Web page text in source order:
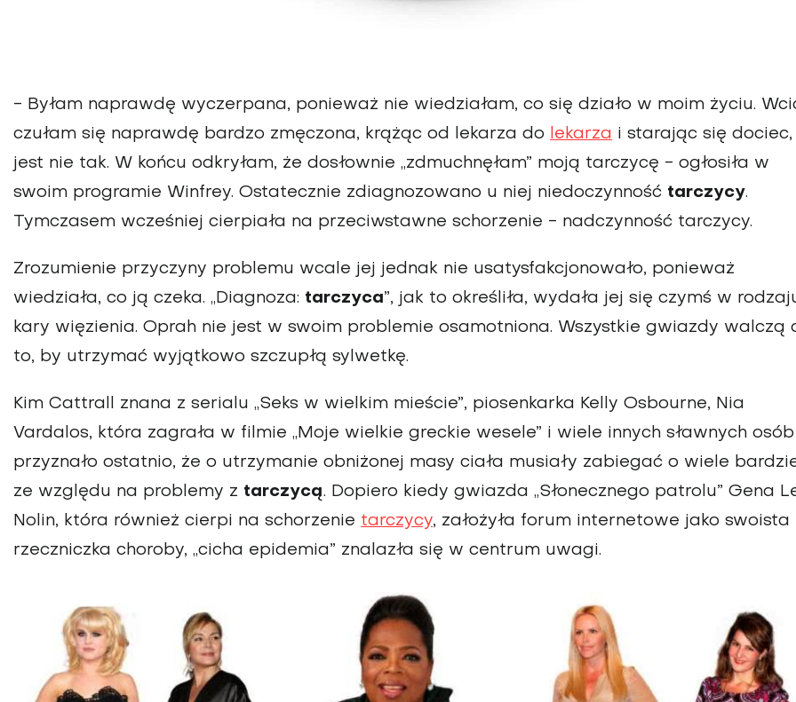
- Byłam naprawdę wyczerpana, ponieważ nie wiedziałam, co się działo w moim życiu.
czułam się naprawdę bardzo zmęczona, krążąc od lekarza do
lekarza i starając się dociec,
jest nie tak. W końcu odkryłam, że dosłownie „zdmuchnęłam” moją tarczycę - ogłosiła w
swoim programie Winfrey. Ostatecznie zdiagnozowano u niej niedoczynność tarczycy.
Tymczasem wcześniej cierpiała na przeciwstawne schorzenie - nadczynność tarczycy.
Zrozumienie przyczyny problemu wcale jej jednak nie usatysfakcjonowało, ponieważ
wiedziała, co ją czeka. „Diagnoza: tarczyca”, jak to określiła, wydała jej się czymś w
kary więzienia. Oprah nie jest w swoim problemie osamotniona. Wszystkie gwiazdy walczą
to, by utrzymać wyjątkowo szczupłą sylwetkę.
Kim Cattrall znana z serialu „Seks w wielkim mieście”, piosenkarka Kelly Osbourne, Nia
Vardalos, która zagrała w filmie „Moje wielkie greckie wesele” i wiele innych sławnych osób
przyznało ostatnio, że o utrzymanie obniżonej masy ciała musiały zabiegać o wiele
ze względu na problemy z tarczycą. Dopiero kiedy gwiazda „Słonecznego patrolu” Gena
Nolin, która również cierpi na schorzenie tarczycy, założyła forum internetowe jako swoista
rzeczniczka choroby, „cicha epidemia” znalazła się w centrum uwagi.